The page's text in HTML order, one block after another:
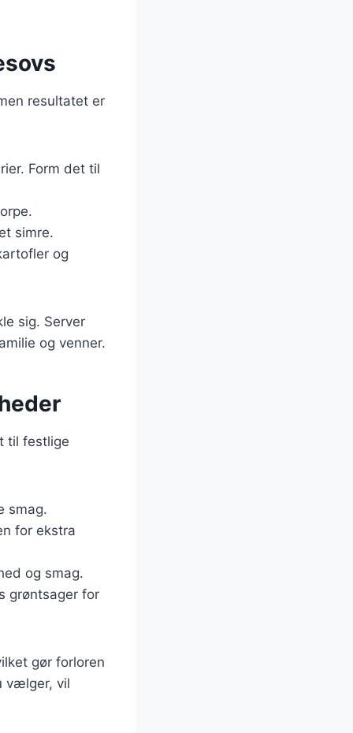
resultatet er
Form det til
simre.
og
sig. Server
og venner.
til festlige
smag.
for ekstra
og smag.
grøntsager for
gør forloren
vælger, vil